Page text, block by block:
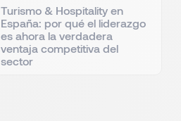
Turismo & Hospitality en
España: por qué el liderazgo
es ahora la verdadera
ventaja competitiva del
sector